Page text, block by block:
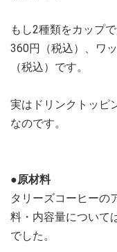
もし2種類をカップ
360円（税込）、ワ
（税込）です。
実はドリンクトッピ
なのです。
●原材料
タリーズコーヒーの
料・内容量について
でした。